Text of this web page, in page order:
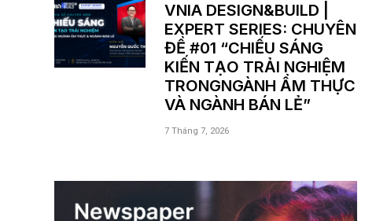
VNIA DESIGN&BUILD |
EXPERT SERIES: CHUYÊN
ĐỀ #01 “CHIẾU SÁNG
KIẾN TẠO TRẢI NGHIỆM
TRONGNGÀNH ẨM THỰC
VÀ NGÀNH BÁN LẺ”
7 Tháng 7, 2026